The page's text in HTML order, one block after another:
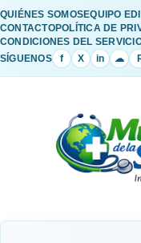
QUIÉNES SOMOSEQUIPO
CONTACTOPOLÍTICA DE
CONDICIONES DEL
SÍGUENOS
f X in ☁